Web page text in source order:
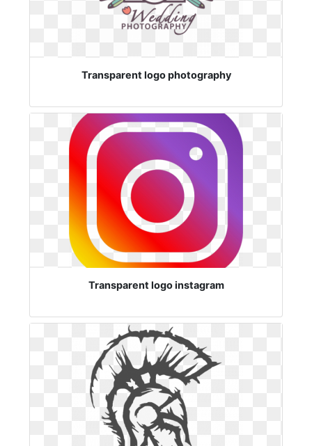
Transparent logo photography
Transparent logo instagram